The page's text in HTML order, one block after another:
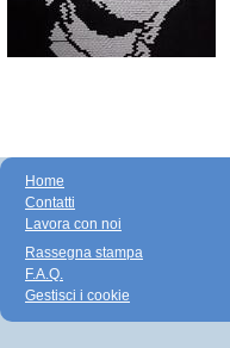
Home
Contatti
Lavora con noi
Rassegna stampa
F.A.Q.
Gestisci i cookie